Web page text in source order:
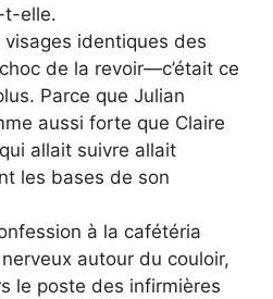
t-elle.
identiques des
de la revoir—c’était ce
Parce que Julian
aussi forte que Claire
allait suivre allait
les bases de son
à la cafétéria
autour du couloir,
le poste des infirmières